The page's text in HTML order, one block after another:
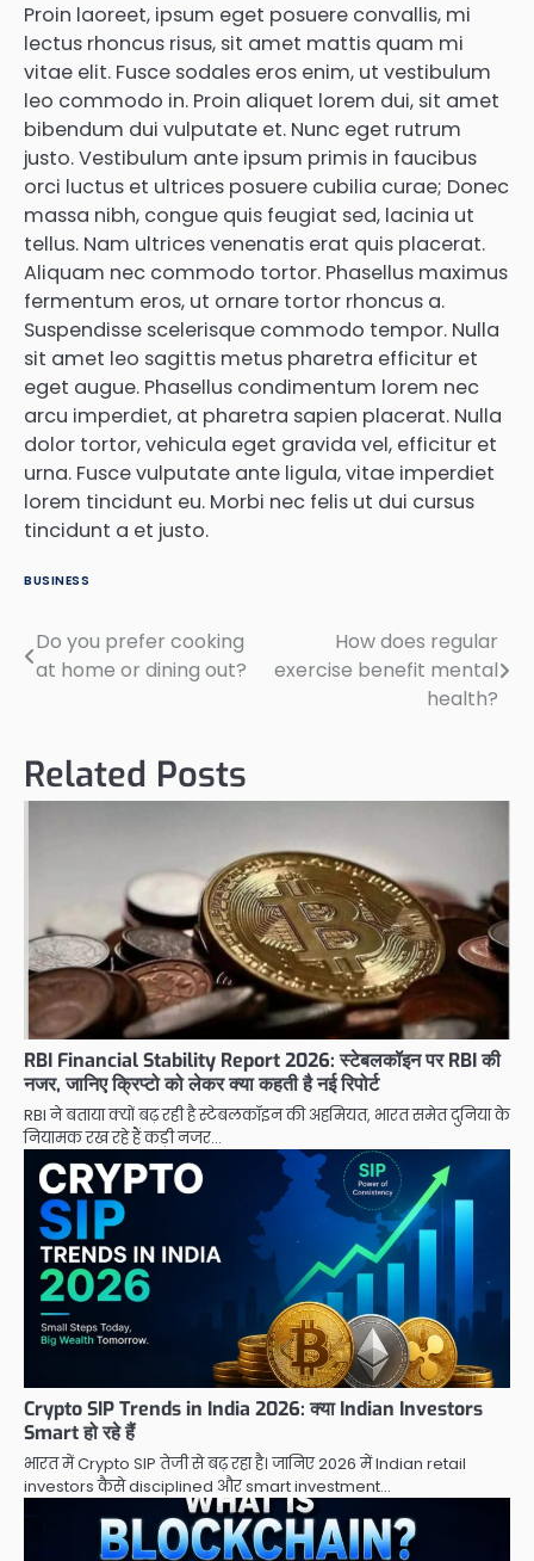
Proin laoreet, ipsum eget posuere convallis, mi
lectus rhoncus risus, sit amet mattis quam mi
vitae elit. Fusce sodales eros enim, ut vestibulum
leo commodo in. Proin aliquet lorem dui, sit amet
bibendum dui vulputate et. Nunc eget rutrum
justo. Vestibulum ante ipsum primis in faucibus
orci luctus et ultrices posuere cubilia curae; Donec
massa nibh, congue quis feugiat sed, lacinia ut
tellus. Nam ultrices venenatis erat quis placerat.
Aliquam nec commodo tortor. Phasellus maximus
fermentum eros, ut ornare tortor rhoncus a.
Suspendisse scelerisque commodo tempor. Nulla
sit amet leo sagittis metus pharetra efficitur et
eget augue. Phasellus condimentum lorem nec
arcu imperdiet, at pharetra sapien placerat. Nulla
dolor tortor, vehicula eget gravida vel, efficitur et
urna. Fusce vulputate ante ligula, vitae imperdiet
lorem tincidunt eu. Morbi nec felis ut dui cursus
tincidunt a et justo.
BUSINESS
Post
Do you prefer cooking
at home or dining out?
How does regular
exercise benefit mental
health?
Related Posts
RBI Financial Stability Report 2026: स्टेबलकॉइन पर RBI की
नजर, जानिए क्रिप्टो को लेकर क्या कहती है नई रिपोर्ट
RBI ने बताया क्यों बढ़ रही है स्टेबलकॉइन की अहमियत, भारत समेत दुनिया के
नियामक रख रहे हैं कड़ी नजर…
Crypto SIP Trends in India 2026: क्या Indian Investors
Smart हो रहे हैं
भारत में Crypto SIP तेजी से बढ़ रहा है। जानिए 2026 में Indian retail
investors कैसे disciplined और smart investment…